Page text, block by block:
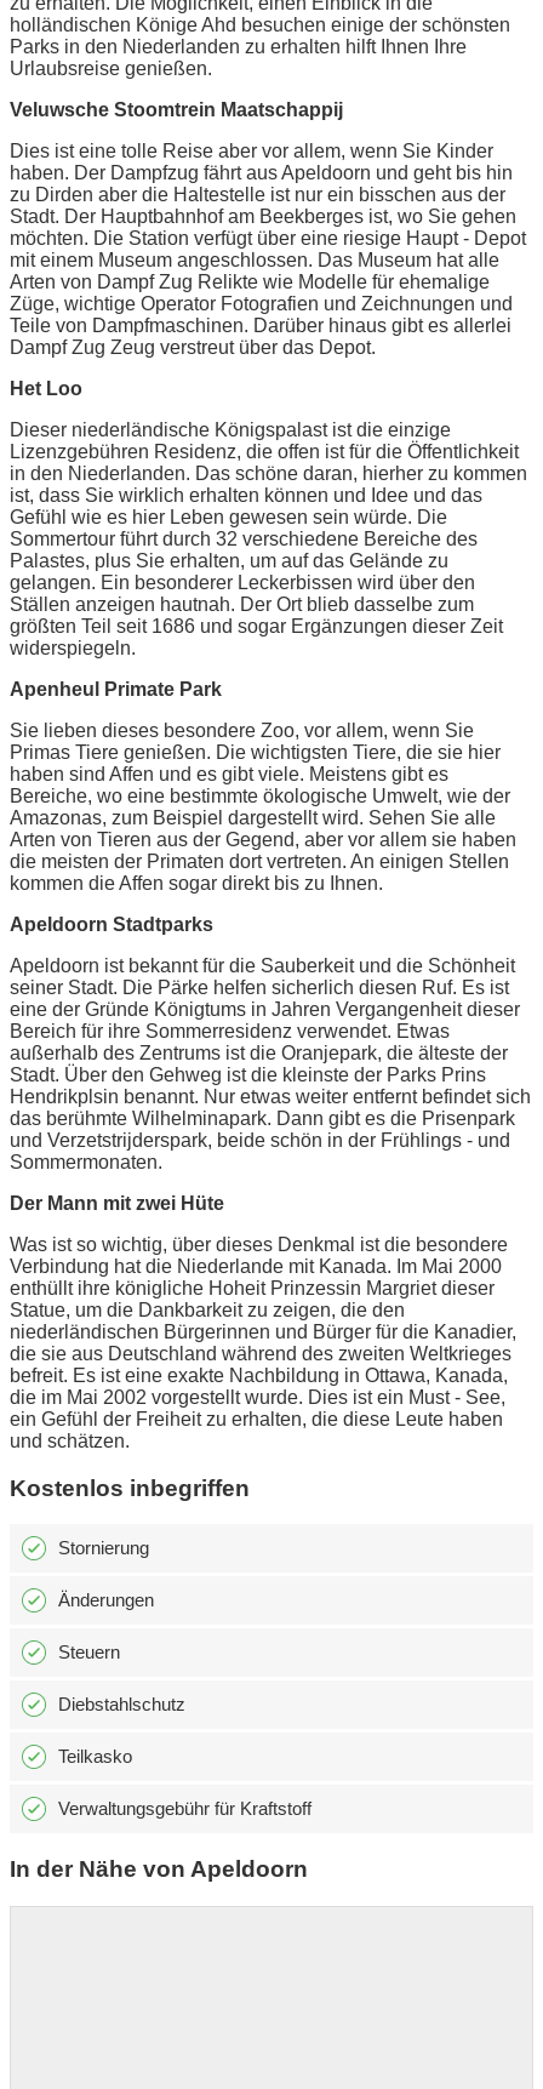
holländischen Könige Ahd besuchen einige der schönsten
Parks in den Niederlanden zu erhalten hilft Ihnen Ihre
Urlaubsreise genießen.
Veluwsche Stoomtrein Maatschappij
Dies ist eine tolle Reise aber vor allem, wenn Sie Kinder
haben. Der Dampfzug fährt aus Apeldoorn und geht bis hin
zu Dirden aber die Haltestelle ist nur ein bisschen aus der
Stadt. Der Hauptbahnhof am Beekberges ist, wo Sie gehen
möchten. Die Station verfügt über eine riesige Haupt - Depot
mit einem Museum angeschlossen. Das Museum hat alle
Arten von Dampf Zug Relikte wie Modelle für ehemalige
Züge, wichtige Operator Fotografien und Zeichnungen und
Teile von Dampfmaschinen. Darüber hinaus gibt es allerlei
Dampf Zug Zeug verstreut über das Depot.
Het Loo
Dieser niederländische Königspalast ist die einzige
Lizenzgebühren Residenz, die offen ist für die Öffentlichkeit
in den Niederlanden. Das schöne daran, hierher zu kommen
ist, dass Sie wirklich erhalten können und Idee und das
Gefühl wie es hier Leben gewesen sein würde. Die
Sommertour führt durch 32 verschiedene Bereiche des
Palastes, plus Sie erhalten, um auf das Gelände zu
gelangen. Ein besonderer Leckerbissen wird über den
Ställen anzeigen hautnah. Der Ort blieb dasselbe zum
größten Teil seit 1686 und sogar Ergänzungen dieser Zeit
widerspiegeln.
Apenheul Primate Park
Sie lieben dieses besondere Zoo, vor allem, wenn Sie
Primas Tiere genießen. Die wichtigsten Tiere, die sie hier
haben sind Affen und es gibt viele. Meistens gibt es
Bereiche, wo eine bestimmte ökologische Umwelt, wie der
Amazonas, zum Beispiel dargestellt wird. Sehen Sie alle
Arten von Tieren aus der Gegend, aber vor allem sie haben
die meisten der Primaten dort vertreten. An einigen Stellen
kommen die Affen sogar direkt bis zu Ihnen.
Apeldoorn Stadtparks
Apeldoorn ist bekannt für die Sauberkeit und die Schönheit
seiner Stadt. Die Pärke helfen sicherlich diesen Ruf. Es ist
eine der Gründe Königtums in Jahren Vergangenheit dieser
Bereich für ihre Sommerresidenz verwendet. Etwas
außerhalb des Zentrums ist die Oranjepark, die älteste der
Stadt. Über den Gehweg ist die kleinste der Parks Prins
Hendrikplsin benannt. Nur etwas weiter entfernt befindet sich
das berühmte Wilhelminapark. Dann gibt es die Prisenpark
und Verzetstrijderspark, beide schön in der Frühlings - und
Sommermonaten.
Der Mann mit zwei Hüte
Was ist so wichtig, über dieses Denkmal ist die besondere
Verbindung hat die Niederlande mit Kanada. Im Mai 2000
enthüllt ihre königliche Hoheit Prinzessin Margriet dieser
Statue, um die Dankbarkeit zu zeigen, die den
niederländischen Bürgerinnen und Bürger für die Kanadier,
die sie aus Deutschland während des zweiten Weltkrieges
befreit. Es ist eine exakte Nachbildung in Ottawa, Kanada,
die im Mai 2002 vorgestellt wurde. Dies ist ein Must - See,
ein Gefühl der Freiheit zu erhalten, die diese Leute haben
und schätzen.
Kostenlos inbegriffen
Stornierung
Änderungen
Steuern
Diebstahlschutz
Teilkasko
Verwaltungsgebühr für Kraftstoff
In der Nähe von Apeldoorn